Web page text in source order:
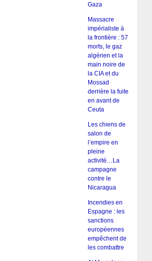
Gaza
Massacre
impérialiste à
la frontière : 57
morts, le gaz
algérien et la
main noire de
la CIA et du
Mossad
derrière la fuite
en avant de
Ceuta
Les chiens de
salon de
l’empire en
pleine
activité…La
campagne
contre le
Nicaragua
Incendies en
Espagne : les
sanctions
européennes
empêchent de
les combattre